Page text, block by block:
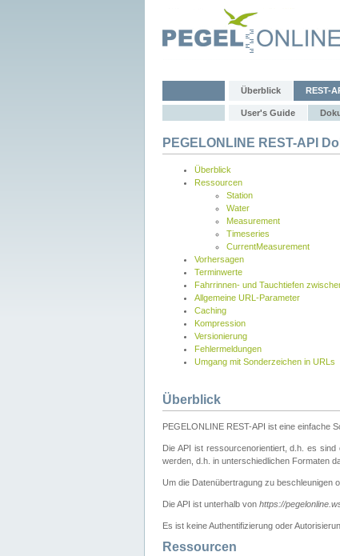
Überblick REST-
User's Guide
PEGELONLINE REST-API
Überblick
Ressourcen
Station
Water
Measurement
Timeseries
CurrentMeasurement
Vorhersagen
Terminwerte
Fahrrinnen- und Tauchtiefen
Allgemeine URL-Parameter
Caching
Kompression
Versionierung
Fehlermeldungen
Umgang mit Sonderzeichen in URLs
Überblick
PEGELONLINE REST-API ist eine einfache
Die API ist ressourcenorientiert, d.h. es sind
werden, d.h. in unterschiedlichen Formaten
Um die Datenübertragung zu beschleunigen
Die API ist unterhalb von https://
Es ist keine Authentifizierung oder
Ressourcen